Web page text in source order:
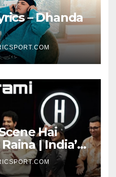
– Dhanda
Hai
| India’s
2